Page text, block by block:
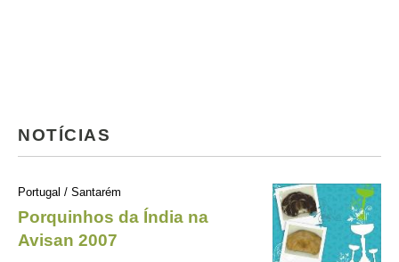
NOTÍCIAS
Portugal / Santarém
Porquinhos da Índia na
Avisan 2007